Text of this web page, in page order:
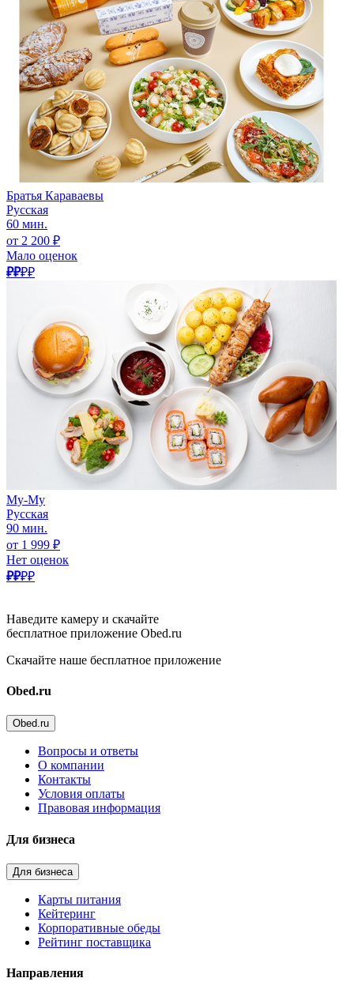
Братья Караваевы
Русская
60 мин.
от 2 200 ₽
Мало оценок
₽₽₽₽
Му-Му
Русская
90 мин.
от 1 999 ₽
Нет оценок
₽₽₽₽
Наведите камеру и скачайте
бесплатное приложение Obed.ru
Скачайте наше бесплатное приложение
Obed.ru
Obed.ru
Вопросы и ответы
О компании
Контакты
Условия оплаты
Правовая информация
Для бизнеса
Для бизнеса
Карты питания
Кейтеринг
Корпоративные обеды
Рейтинг поставщика
Направления